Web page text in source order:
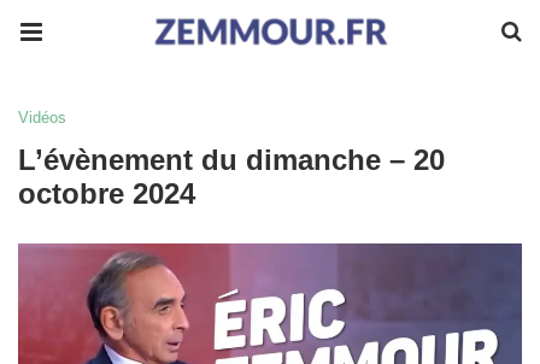
Vidéos
L’évènement du dimanche – 20
octobre 2024